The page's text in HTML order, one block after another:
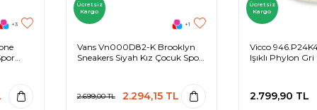
+3
Ücretsiz
Kargo
+1
Vans Vn000D82-K Brooklyn
Sneakers Siyah Kız Çocuk Spor
2.699,00TL 2.294,15TL
Ücretsiz
Kargo
Vicco
Işıklı Phylon
2.799,90 TL